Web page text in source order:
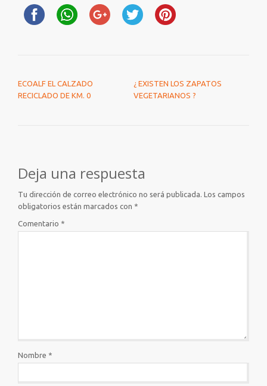
ECOALF EL CALZADO
RECICLADO DE KM. 0
¿ EXISTEN LOS ZAPATOS
VEGETARIANOS ?
Deja una respuesta
Tu dirección de correo electrónico no será publicada. Los campos
obligatorios están marcados con *
Comentario *
Nombre *